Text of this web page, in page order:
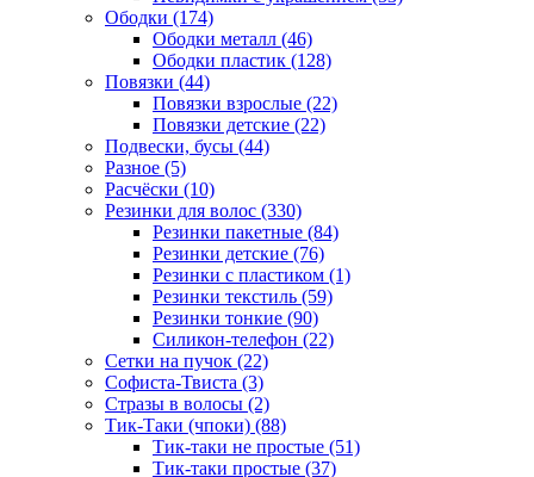
Ободки (174)
Ободки металл (46)
Ободки пластик (128)
Повязки (44)
Повязки взрослые (22)
Повязки детские (22)
Подвески, бусы (44)
Разное (5)
Расчёски (10)
Резинки для волос (330)
Резинки пакетные (84)
Резинки детские (76)
Резинки с пластиком (1)
Резинки текстиль (59)
Резинки тонкие (90)
Силикон-телефон (22)
Сетки на пучок (22)
Софиста-Твиста (3)
Стразы в волосы (2)
Тик-Таки (чпоки) (88)
Тик-таки не простые (51)
Тик-таки простые (37)